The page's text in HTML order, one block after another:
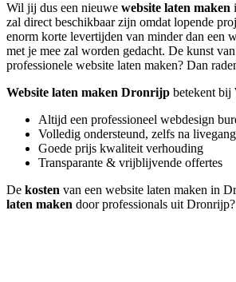
Wil jij dus een nieuwe website laten maken
zal direct beschikbaar zijn omdat lopende
enorm korte levertijden van minder dan een
met je mee zal worden gedacht. De kunst
professionele website laten maken? Dan
Website laten maken Dronrijp betekent bij
Altijd een professioneel webdesign
Volledig ondersteund, zelfs na livegang
Goede prijs kwaliteit verhouding
Transparante & vrijblijvende offertes
De kosten van een website laten maken in
laten maken door professionals uit